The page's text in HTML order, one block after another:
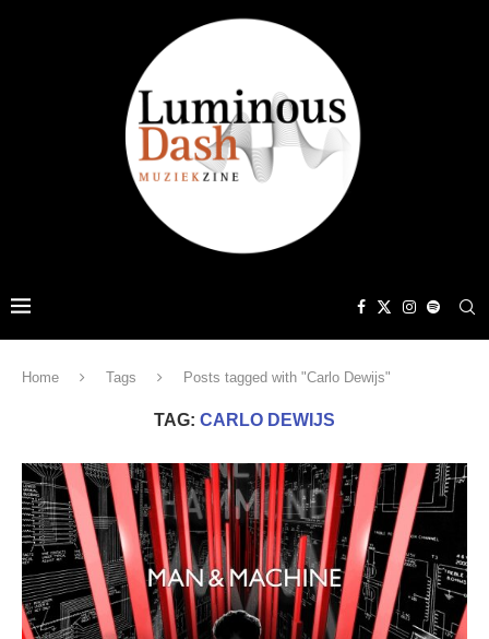
Home Tags Posts tagged with "Carlo Dewijs"
TAG: CARLO DEWIJS